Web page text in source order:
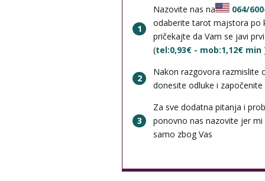
1
Nazovite nas na
064/
odaberite tarot majstora po
pričekajte da Vam se javi
(tel:0,93€ - mob:1,12€ min
2
Nakon razgovora razmislite
donesite odluke i
3
Za sve dodatna pitanja i
ponovno nas nazovite jer
samo zbog Vas